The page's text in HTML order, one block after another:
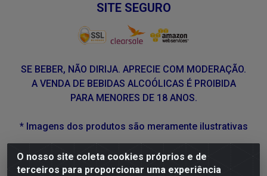
O nosso site coleta cookies próprios e de
terceiros para proporcionar uma experiência
SITE SEGURO
SE BEBER, NÃO DIRIJA. APRECIE COM MODERAÇÃO.
A VENDA DE BEBIDAS ALCOÓLICAS É PROIBIDA
PARA MENORES DE 18 ANOS.
* Imagens dos produtos são meramente ilustrativas
DLP Vinhos - Av. Engenheiro Abdias de Carvalho, 962 -